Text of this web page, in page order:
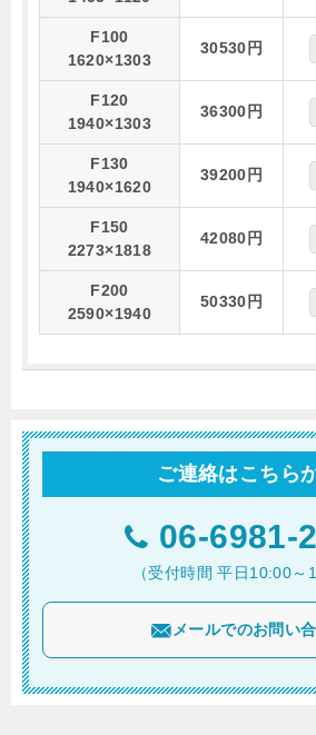
F100
1620×1303
30530円
F120
1940×1303
36300円
F130
1940×1620
39200円
F150
2273×1818
42080円
F200
2590×1940
50330円
ご連絡はこちら
06-6981-
（受付時間 平日10:00～
メールでのお問い